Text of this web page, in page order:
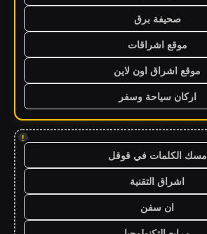
صحيفة برق
موقع اشراقات
موقع اشراق اون لاين
اركان سياحة وسفر
!
مسك الكلمات في قوقل
اشراق التقنية
ان سفن